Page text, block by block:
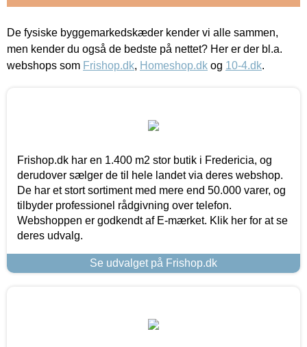
De fysiske byggemarkedskæder kender vi alle sammen,
men kender du også de bedste på nettet? Her er der bl.a.
webshops som Frishop.dk, Homeshop.dk og 10-4.dk.
Frishop.dk har en 1.400 m2 stor butik i Fredericia, og
derudover sælger de til hele landet via deres webshop.
De har et stort sortiment med mere end 50.000 varer, og
tilbyder professionel rådgivning over telefon.
Webshoppen er godkendt af E-mærket. Klik her for at se
deres udvalg.
Se udvalget på Frishop.dk